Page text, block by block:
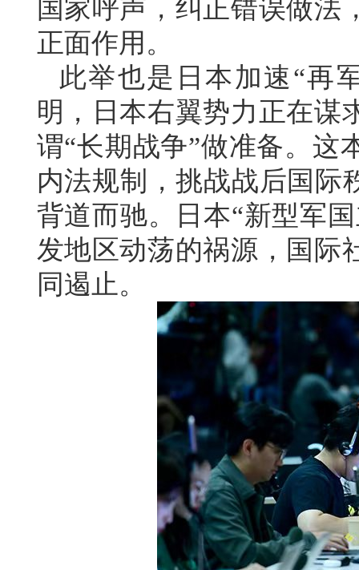
国家呼声，纠正错误做法
正面作用。
此举也是日本加速“再
明，日本右翼势力正在谋
谓“长期战争”做准备。这
内法规制，挑战战后国际
背道而驰。日本“新型军
发地区动荡的祸源，国际
同遏止。